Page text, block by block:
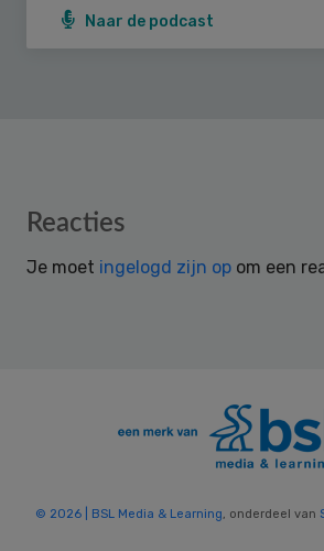
Naar de podcast
Reader
Reacties
Je moet ingelogd zijn op om een
© 2026 | BSL Media & Learning , onderdeel van